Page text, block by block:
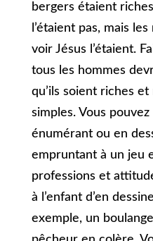
bergers étaient
l’étaient pas, mais
voir Jésus l’étaient.
tous les hommes
qu’ils soient riches
simples. Vous
énumérant ou en
empruntant à un jeu
professions et
à l’enfant d’en
exemple, un